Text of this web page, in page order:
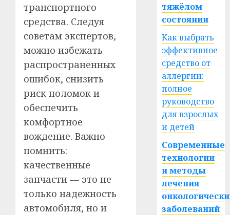
транспортного
средства. Следуя
советам экспертов,
можно избежать
распространенных
ошибок, снизить
риск поломок и
обеспечить
комфортное
вождение. Важно
помнить:
качественные
запчасти — это не
только надежность
автомобиля, но и
тяжёлом
состоянии
Как выбрать
эффективное
средство от
аллергии:
полное
руководство
для взрослых
и детей
Современные
технологии
и методы
лечения
заболеваний